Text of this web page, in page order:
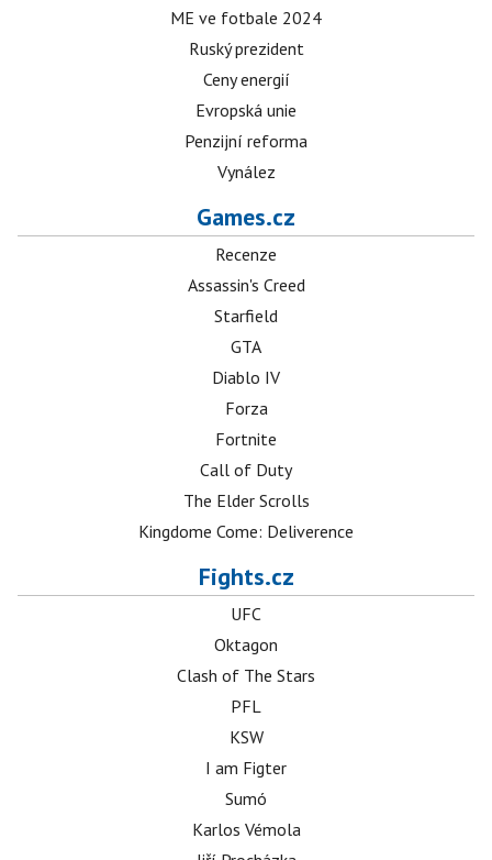
ME ve fotbale 2024
Ruský prezident
Ceny energií
Evropská unie
Penzijní reforma
Vynález
Games.cz
Recenze
Assassin's Creed
Starfield
GTA
Diablo IV
Forza
Fortnite
Call of Duty
The Elder Scrolls
Kingdome Come: Deliverence
Fights.cz
UFC
Oktagon
Clash of The Stars
PFL
KSW
I am Figter
Sumó
Karlos Vémola